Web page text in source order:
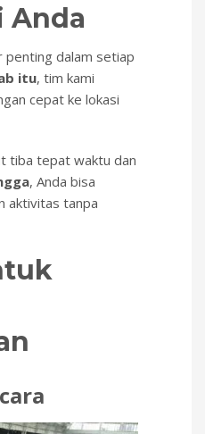
Anda
penting dalam setiap
itu, tim kami
cepat ke lokasi
tiba tepat waktu dan
, Anda bisa
aktivitas tanpa